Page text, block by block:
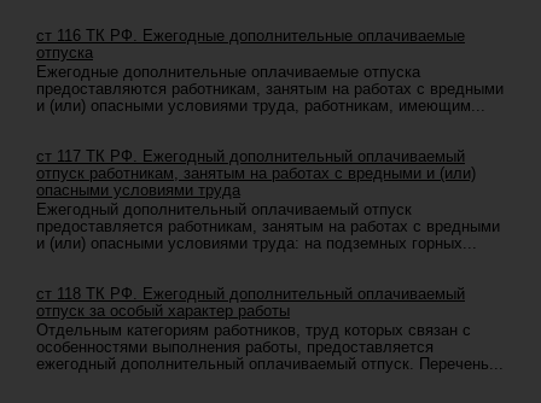
ст 116 ТК РФ. Ежегодные дополнительные оплачиваемые
отпуска
Ежегодные дополнительные оплачиваемые отпуска
предоставляются работникам, занятым на работах с вредными
и (или) опасными условиями труда, работникам, имеющим...
ст 117 ТК РФ. Ежегодный дополнительный оплачиваемый
отпуск работникам, занятым на работах с вредными и (или)
опасными условиями труда
Ежегодный дополнительный оплачиваемый отпуск
предоставляется работникам, занятым на работах с вредными
и (или) опасными условиями труда: на подземных горных...
ст 118 ТК РФ. Ежегодный дополнительный оплачиваемый
отпуск за особый характер работы
Отдельным категориям работников, труд которых связан с
особенностями выполнения работы, предоставляется
ежегодный дополнительный оплачиваемый отпуск. Перечень...